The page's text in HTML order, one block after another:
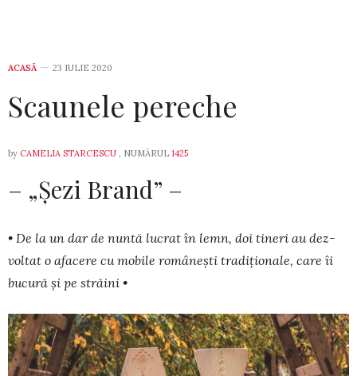
ACASĂ 23 IULIE 2020
Scaunele pereche
by CAMELIA STARCESCU , NUMĂRUL 1425
– „Șezi Brand” –
• De la un dar de nuntă lucrat în lemn, doi tineri au dez­
voltat o afacere cu mobile românești tradiționale, care îi
bucură și pe străini •